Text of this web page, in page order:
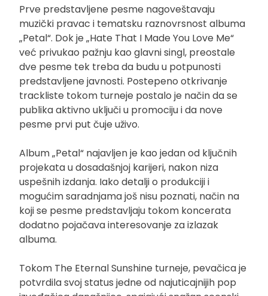
Prve predstavljene pesme nagoveštavaju
muzički pravac i tematsku raznovrsnost albuma
„Petal“. Dok je „Hate That I Made You Love Me“
već privukao pažnju kao glavni singl, preostale
dve pesme tek treba da budu u potpunosti
predstavljene javnosti. Postepeno otkrivanje
trackliste tokom turneje postalo je način da se
publika aktivno uključi u promociju i da nove
pesme prvi put čuje uživo.
Album „Petal“ najavljen je kao jedan od ključnih
projekata u dosadašnjoj karijeri, nakon niza
uspešnih izdanja. Iako detalji o produkciji i
mogućim saradnjama još nisu poznati, način na
koji se pesme predstavljaju tokom koncerata
dodatno pojačava interesovanje za izlazak
albuma.
Tokom The Eternal Sunshine turneje, pevačica je
potvrdila svoj status jedne od najuticajnijih pop